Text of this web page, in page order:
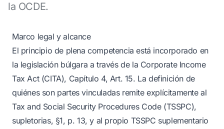
la OCDE.
Marco legal y alcance
El principio de plena competencia está incorporado en
la legislación búlgara a través de la Corporate Income
Tax Act (CITA), Capítulo 4, Art. 15. La definición de
quiénes son partes vinculadas remite explícitamente al
Tax and Social Security Procedures Code (TSSPC),
supletorias, §1, p. 13, y al propio TSSPC suplementario